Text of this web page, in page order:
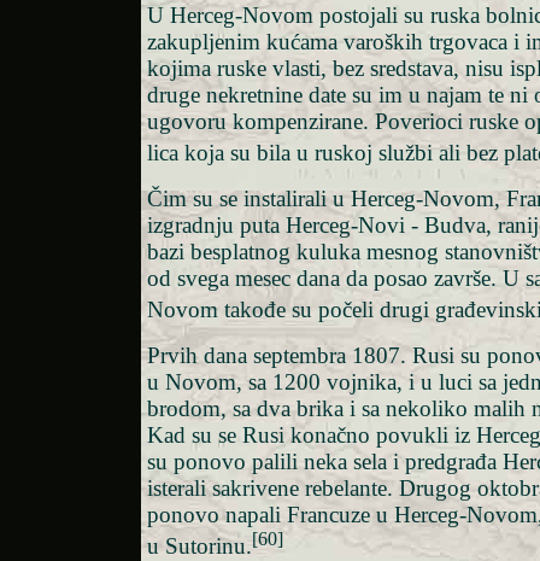
U Herceg-Novom postojali su ruska
zakupljenim kućama varoških trgovaca i
kojima ruske vlasti, bez sredstava, nisu
druge nekretnine date su im u najam te ni
ugovoru kompenzirane. Poverioci ruske
lica koja su bila u ruskoj službi ali bez
Čim su se instalirali u Herceg-Novom,
izgradnju puta Herceg-Novi - Budva,
bazi besplatnog kuluka mesnog
od svega mesec dana da posao završe. U
Novom takođe su počeli drugi
Prvih dana septembra 1807. Rusi su
u Novom, sa 1200 vojnika, i u luci sa
brodom, sa dva brika i sa nekoliko malih
Kad su se Rusi konačno povukli iz
su ponovo palili neka sela i predgrađa
isterali sakrivene rebelante. Drugog
ponovo napali Francuze u Herceg-
u Sutorinu.[60]